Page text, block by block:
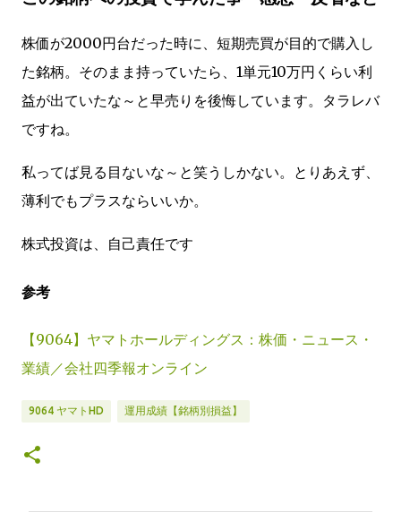
株価が2000円台だった時に、短期売買が目的で購入し
た銘柄。そのまま持っていたら、1単元10万円くらい利
益が出ていたな～と早売りを後悔しています。タラレバ
ですね。
私ってば見る目ないな～と笑うしかない。とりあえず、
薄利でもプラスならいいか。
株式投資は、自己責任です
参考
【9064】ヤマトホールディングス：株価・ニュース・
業績／会社四季報オンライン
9064 ヤマトHD 運用成績【銘柄別損益】